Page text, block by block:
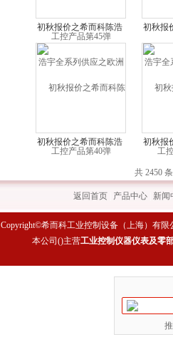
初秋报价之希而科陈浩
宇全系列供应之欧洲工
控产品第40弹
初秋报
宇全系
控
初秋报价之希而科陈浩
初秋报
控
共 2450
返回首页 产品中心 新闻
Copyright©希而科工业控制设备（上海）有限
本公司()主营工业控制仪器仪表及零